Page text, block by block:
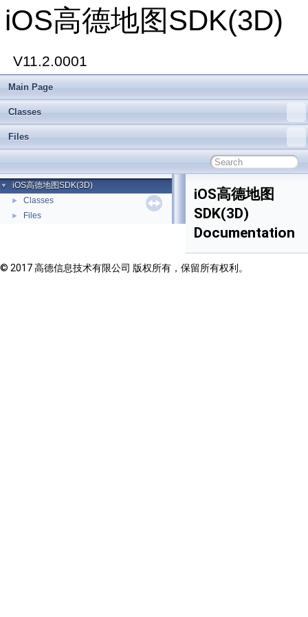
iOS高德地图SDK(3D)
V11.2.0001
Main Page
Classes
Files
▼ iOS高德地图SDK(3D)
► Classes
► Files
iOS高德地图
SDK(3D)
Documentation
© 2017 高德信息技术有限公司 版权所有，保留所有权利。